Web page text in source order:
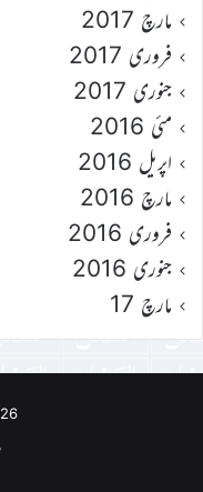
مارچ 2017
فروری 2017
جنوری 2017
مئی 2016
اپریل 2016
مارچ 2016
فروری 2016
جنوری 2016
مارچ 17